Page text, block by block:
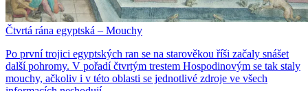
Čtvrtá rána egyptská – Mouchy
Po první trojici egyptských ran se na starověkou říši začaly snášet
další pohromy. V pořadí čtvrtým trestem Hospodinovým se tak staly
mouchy, ačkoliv i v této oblasti se jednotlivé zdroje ve všech